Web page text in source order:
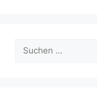
nach: